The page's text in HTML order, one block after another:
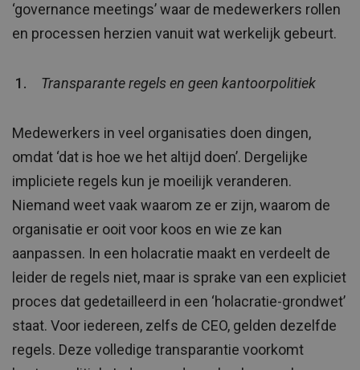
‘governance meetings’ waar de medewerkers rollen
en processen herzien vanuit wat werkelijk gebeurt.
Transparante regels en geen kantoorpolitiek
Medewerkers in veel organisaties doen dingen,
omdat ‘dat is hoe we het altijd doen’. Dergelijke
impliciete regels kun je moeilijk veranderen.
Niemand weet vaak waarom ze er zijn, waarom de
organisatie er ooit voor koos en wie ze kan
aanpassen. In een holacratie maakt en verdeelt de
leider de regels niet, maar is sprake van een expliciet
proces dat gedetailleerd in een ‘holacratie-grondwet’
staat. Voor iedereen, zelfs de CEO, gelden dezelfde
regels. Deze volledige transparantie voorkomt